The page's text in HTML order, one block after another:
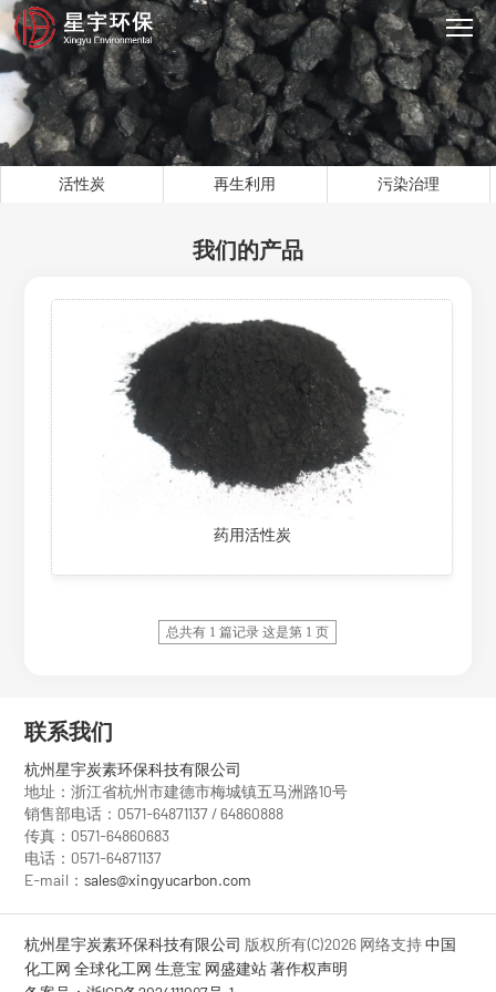
活性炭 再生利用 污染治理
我们的产品
药用活性炭
总共有 1 篇记录 这是第 1 页
联系我们
杭州星宇炭素环保科技有限公司
地址：浙江省杭州市建德市梅城镇五马洲路10号
销售部电话：0571-64871137 / 64860888
传真：0571-64860683
电话：0571-64871137
E-mail：sales@xingyucarbon.com
杭州星宇炭素环保科技有限公司 版权所有(C)2026 网络支持 中国
化工网 全球化工网 生意宝 网盛建站 著作权声明